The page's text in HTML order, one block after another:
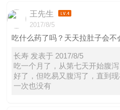
王先生
2017/8/5
吃什么药了吗？天天拉肚子会不
长寿 发表于 2017/8/5
吃一个月了，从第七天开始腹
好了，但吃易又腹泻了，直到
一次也没有